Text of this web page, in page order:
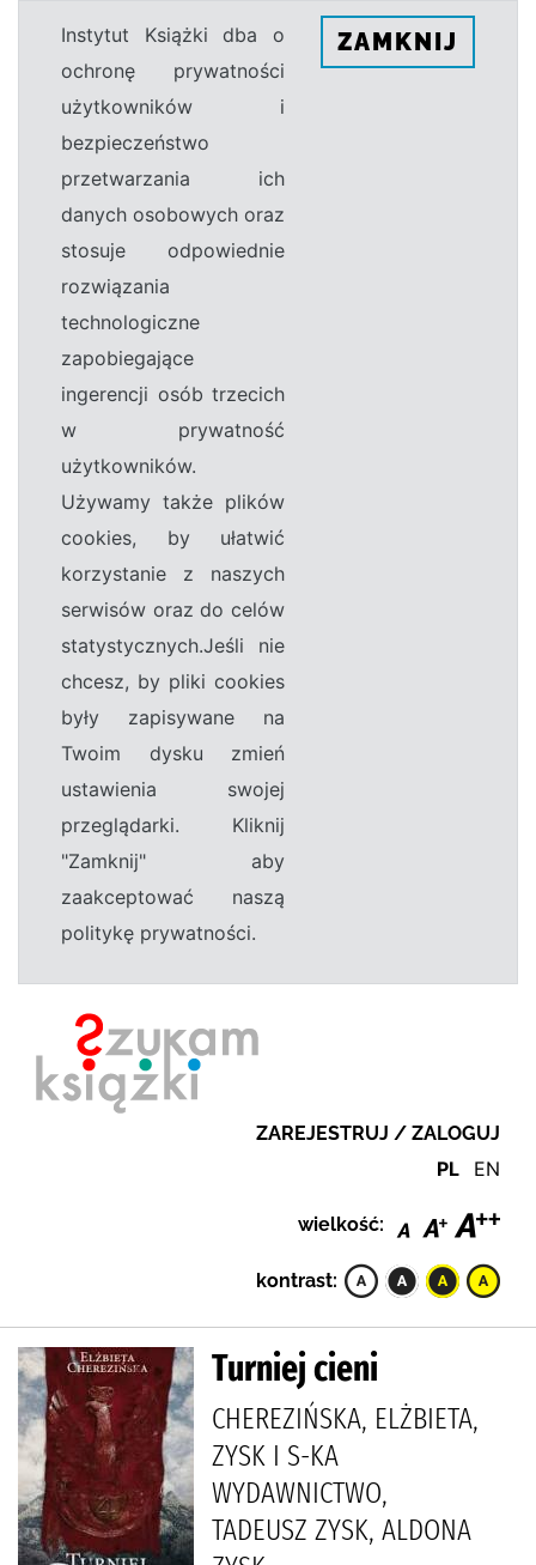
Instytut Książki dba o
ochronę prywatności
użytkowników i
bezpieczeństwo
przetwarzania ich
danych osobowych oraz
stosuje odpowiednie
rozwiązania
technologiczne
zapobiegające
ingerencji osób trzecich
w prywatność
użytkowników.
Używamy także plików
cookies, by ułatwić
korzystanie z naszych
serwisów oraz do celów
statystycznych.Jeśli nie
chcesz, by pliki cookies
były zapisywane na
Twoim dysku zmień
ustawienia swojej
przeglądarki. Kliknij
"Zamknij" aby
zaakceptować naszą
politykę prywatności.
ZAMKNIJ
ZAREJESTRUJ / ZALOGUJ
PL EN
wielkość:
kontrast:
Turniej cieni
CHEREZIŃSKA, ELŻBIETA,
ZYSK I S-KA
WYDAWNICTWO,
TADEUSZ ZYSK, ALDONA